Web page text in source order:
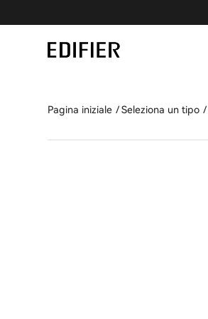
Pagina iniziale Seleziona un tipo